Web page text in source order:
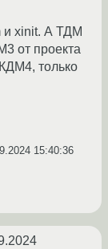
и xinit. А ТДМ
от проекта
только
15:40:36